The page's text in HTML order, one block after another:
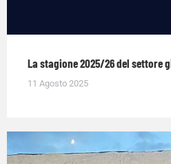
La stagione 2025/26 del settore
11 Agosto 2025